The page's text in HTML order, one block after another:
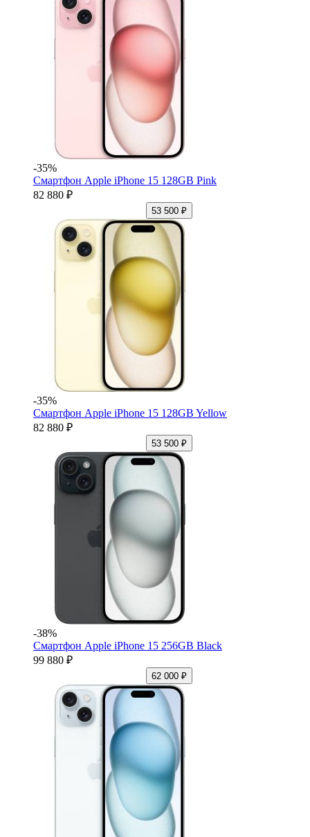
-35%
Смартфон Apple iPhone 15 128GB Pink
82 880 ₽
53 500 ₽
-35%
Смартфон Apple iPhone 15 128GB Yellow
82 880 ₽
53 500 ₽
-38%
Смартфон Apple iPhone 15 256GB Black
99 880 ₽
62 000 ₽